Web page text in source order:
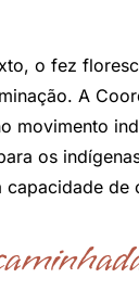
o fez
A
movimento
os
capacidade